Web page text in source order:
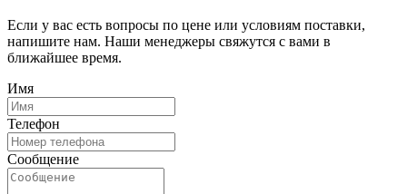
Если у вас есть вопросы по цене или условиям поставки,
напишите нам. Наши менеджеры свяжутся с вами в
ближайшее время.
Имя
Телефон
Сообщение